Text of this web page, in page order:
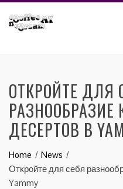
ОТКРОЙТЕ ДЛЯ
РАЗНООБРАЗИЕ
ДЕСЕРТОВ В
Home
News
Откройте для себя
Yammy